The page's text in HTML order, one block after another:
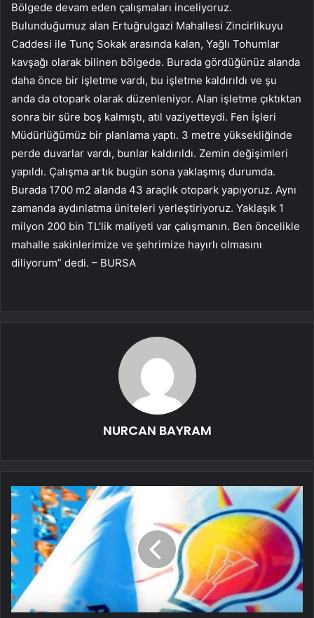
Bölgede devam eden çalışmaları inceliyoruz.
Bulunduğumuz alan Ertuğrulgazi Mahallesi Zincirlikuyu
Caddesi ile Tunç Sokak arasında kalan, Yağlı Tohumlar
kavşağı olarak bilinen bölgede. Burada gördüğünüz alanda
daha önce bir işletme vardı, bu işletme kaldırıldı ve şu
anda da otopark olarak düzenleniyor. Alan işletme çıktıktan
sonra bir süre boş kalmıştı, atıl vaziyetteydi. Fen İşleri
Müdürlüğümüz bir planlama yaptı. 3 metre yüksekliğinde
perde duvarlar vardı, bunlar kaldırıldı. Zemin değişimleri
yapıldı. Çalışma artık bugün sona yaklaşmış durumda.
Burada 1700 m2 alanda 43 araçlık otopark yapıyoruz. Aynı
zamanda aydınlatma üniteleri yerleştiriyoruz. Yaklaşık 1
milyon 200 bin TL’lik maliyeti var çalışmanın. Ben öncelikle
mahalle sakinlerimize ve şehrimize hayırlı olmasını
diliyorum” dedi. – BURSA
NURCAN BAYRAM